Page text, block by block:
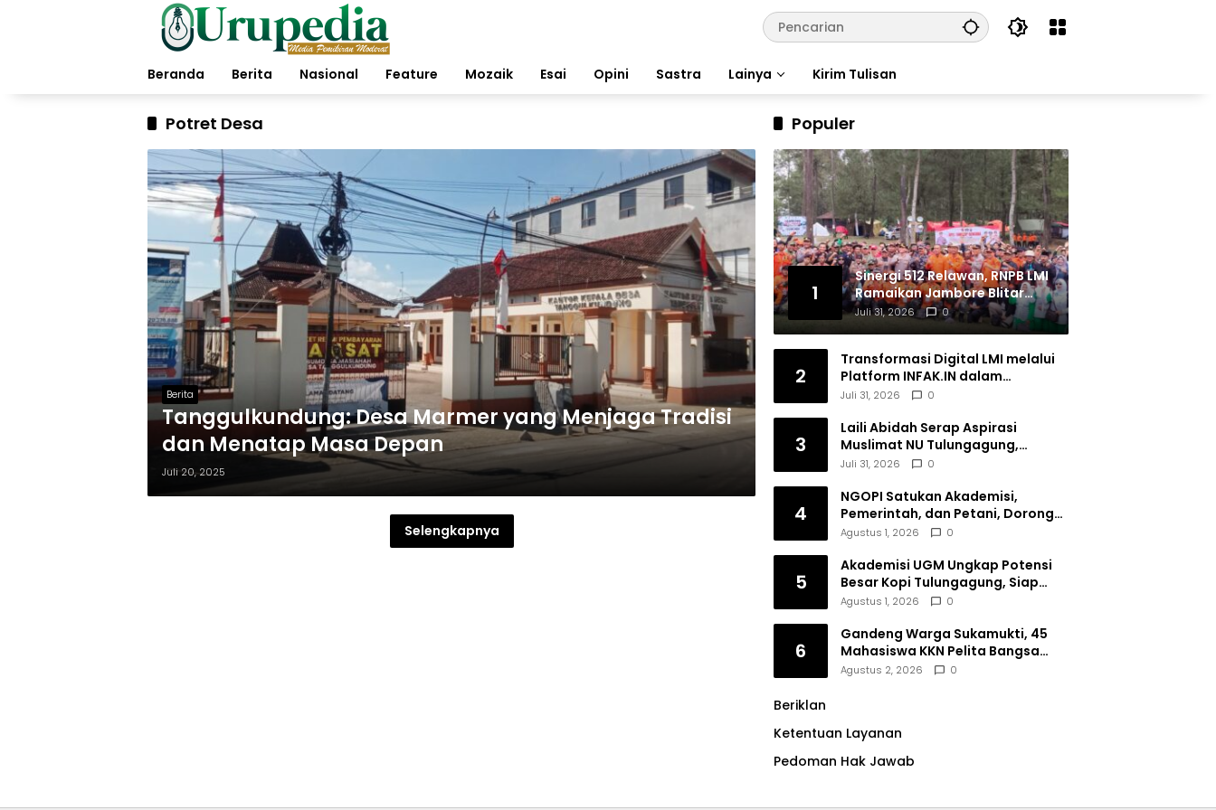
Beranda
Berita Nasional Feature Mozaik Esai Opini Sastra Lainya Kirim Tulisan
Potret Desa
Berita
Tanggulkundung: Desa Marmer yang Menjaga Tradisi
dan Menatap Masa Depan
Juli 20, 2025
Selengkapnya
Populer
1
Sinergi 512 Relawan, RNPB LMI
Ramaikan Jambore Blitar
Raya 2026
Juli 31, 2026 0
2
Transformasi Digital LMI melalui
Platform INFAK.IN dalam
Meningkatkan Penghimpunan
Juli 31, 2026 0
3
Laili Abidah Serap Aspirasi
Muslimat NU Tulungagung,
Dorong Penguatan Peran
Juli 31, 2026 0
4
NGOPI Satukan Akademisi,
Pemerintah, dan Petani, Dorong
Konservasi Hutan serta Daya
Agustus 1, 2026 0
5
Akademisi UGM Ungkap Potensi
Besar Kopi Tulungagung, Siap
Bersaing di Pasar Nasional hingga
Agustus 1, 2026 0
6
Gandeng Warga Sukamukti, 45
Mahasiswa KKN Pelita Bangsa
Bersihkan Drainase Desa
Agustus 2, 2026 0
Beriklan
Ketentuan Layanan
Pedoman Hak Jawab